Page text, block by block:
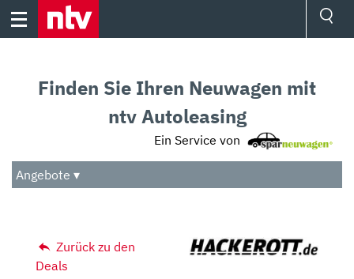
Skip
Audio
Das Beste
Finden Sie Ihren Neuwagen mit
ntv Autoleasing
Ein Service von
Angebote ▾
Zurück zu den
Deals